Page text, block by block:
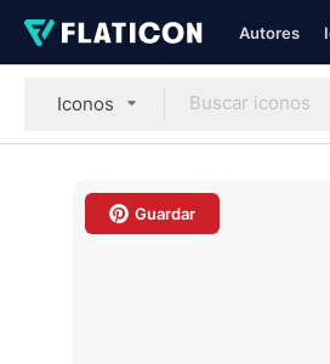
Autores
Iconos
Guardar